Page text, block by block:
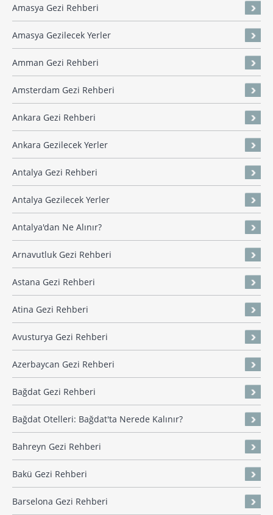
Amasya Gezi Rehberi
Amasya Gezilecek Yerler
Amman Gezi Rehberi
Amsterdam Gezi Rehberi
Ankara Gezi Rehberi
Ankara Gezilecek Yerler
Antalya Gezi Rehberi
Antalya Gezilecek Yerler
Antalya'dan Ne Alınır?
Arnavutluk Gezi Rehberi
Astana Gezi Rehberi
Atina Gezi Rehberi
Avusturya Gezi Rehberi
Azerbaycan Gezi Rehberi
Bağdat Gezi Rehberi
Bağdat Otelleri: Bağdat'ta Nerede Kalınır?
Bahreyn Gezi Rehberi
Bakü Gezi Rehberi
Barselona Gezi Rehberi